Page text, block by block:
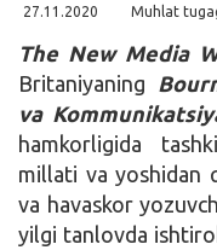
27.11.2020
Muhlat
The New Media
Britaniyaning
va
hamkorligida
millati va yoshidan
va havaskor
yilgi tanlovda